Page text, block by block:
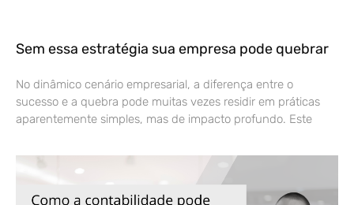
Sem essa estratégia sua empresa pode quebrar
No dinâmico cenário empresarial, a diferença entre o
sucesso e a quebra pode muitas vezes residir em práticas
aparentemente simples, mas de impacto profundo. Este